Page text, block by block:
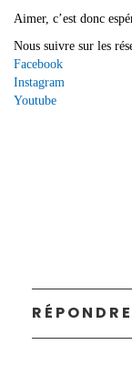
Aimer, c’est donc
Nous suivre sur les
Facebook
Instagram
Youtube
RÉPONDRE